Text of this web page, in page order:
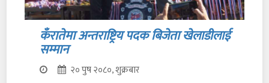
कँरातेमा अन्तराष्ट्रिय पदक बिजेता खेलाडीलाई
सम्मान
२० पुष २०८०, शुक्रबार